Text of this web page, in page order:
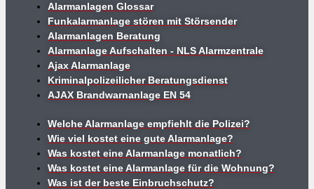
Alarmanlagen Glossar
Funkalarmanlage stören mit Störsender
Alarmanlagen Beratung
Alarmanlage Aufschalten - NLS Alarmzentrale
Ajax Alarmanlage
Kriminalpolizeilicher Beratungsdienst
AJAX Brandwarnanlage EN 54
Welche Alarmanlage empfiehlt die Polizei?
Wie viel kostet eine gute Alarmanlage?
Was kostet eine Alarmanlage monatlich?
Was kostet eine Alarmanlage für die Wohnung?
Was ist der beste Einbruchschutz?